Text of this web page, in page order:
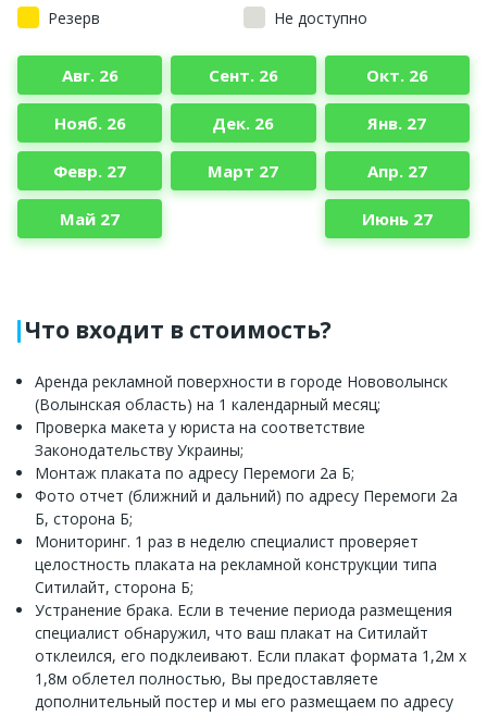
Резерв
Не доступно
Авг. 26 Сент. 26 Окт. 26
Нояб. 26 Дек. 26 Янв. 27
Февр. 27 Март 27 Апр. 27
Май 27 Июнь 27
Что входит в стоимость?
Аренда рекламной поверхности в городе Нововолынск
(Волынская область) на 1 календарный месяц;
Проверка макета у юриста на соответствие
Законодательству Украины;
Монтаж плаката по адресу Перемоги 2а Б;
Фото отчет (ближний и дальний) по адресу Перемоги 2а
Б, сторона Б;
Мониторинг. 1 раз в неделю специалист проверяет
целостность плаката на рекламной конструкции типа
Ситилайт, сторона Б;
Устранение брака. Если в течение периода размещения
специалист обнаружил, что ваш плакат на Ситилайт
отклеился, его подклеивают. Если плакат формата 1,2м x
1,8м облетел полностью, Вы предоставляете
дополнительный постер и мы его размещаем по адресу